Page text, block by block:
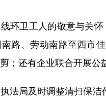
卫工人的敬意与关怀
路、劳动南路至西市
；还有企业联合开展公
局及时调整清扫保洁